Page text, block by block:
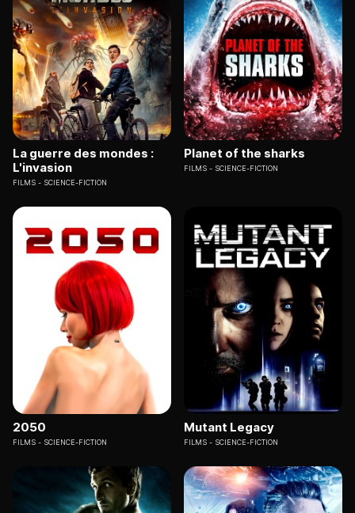
La guerre des mondes :
L'invasion
FILMS SCIENCE-FICTION
Planet of the sharks
FILMS SCIENCE-FICTION
2050
FILMS SCIENCE-FICTION
Mutant Legacy
FILMS SCIENCE-FICTION